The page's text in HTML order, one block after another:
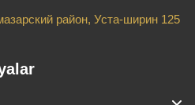
район, Уста-ширин 125